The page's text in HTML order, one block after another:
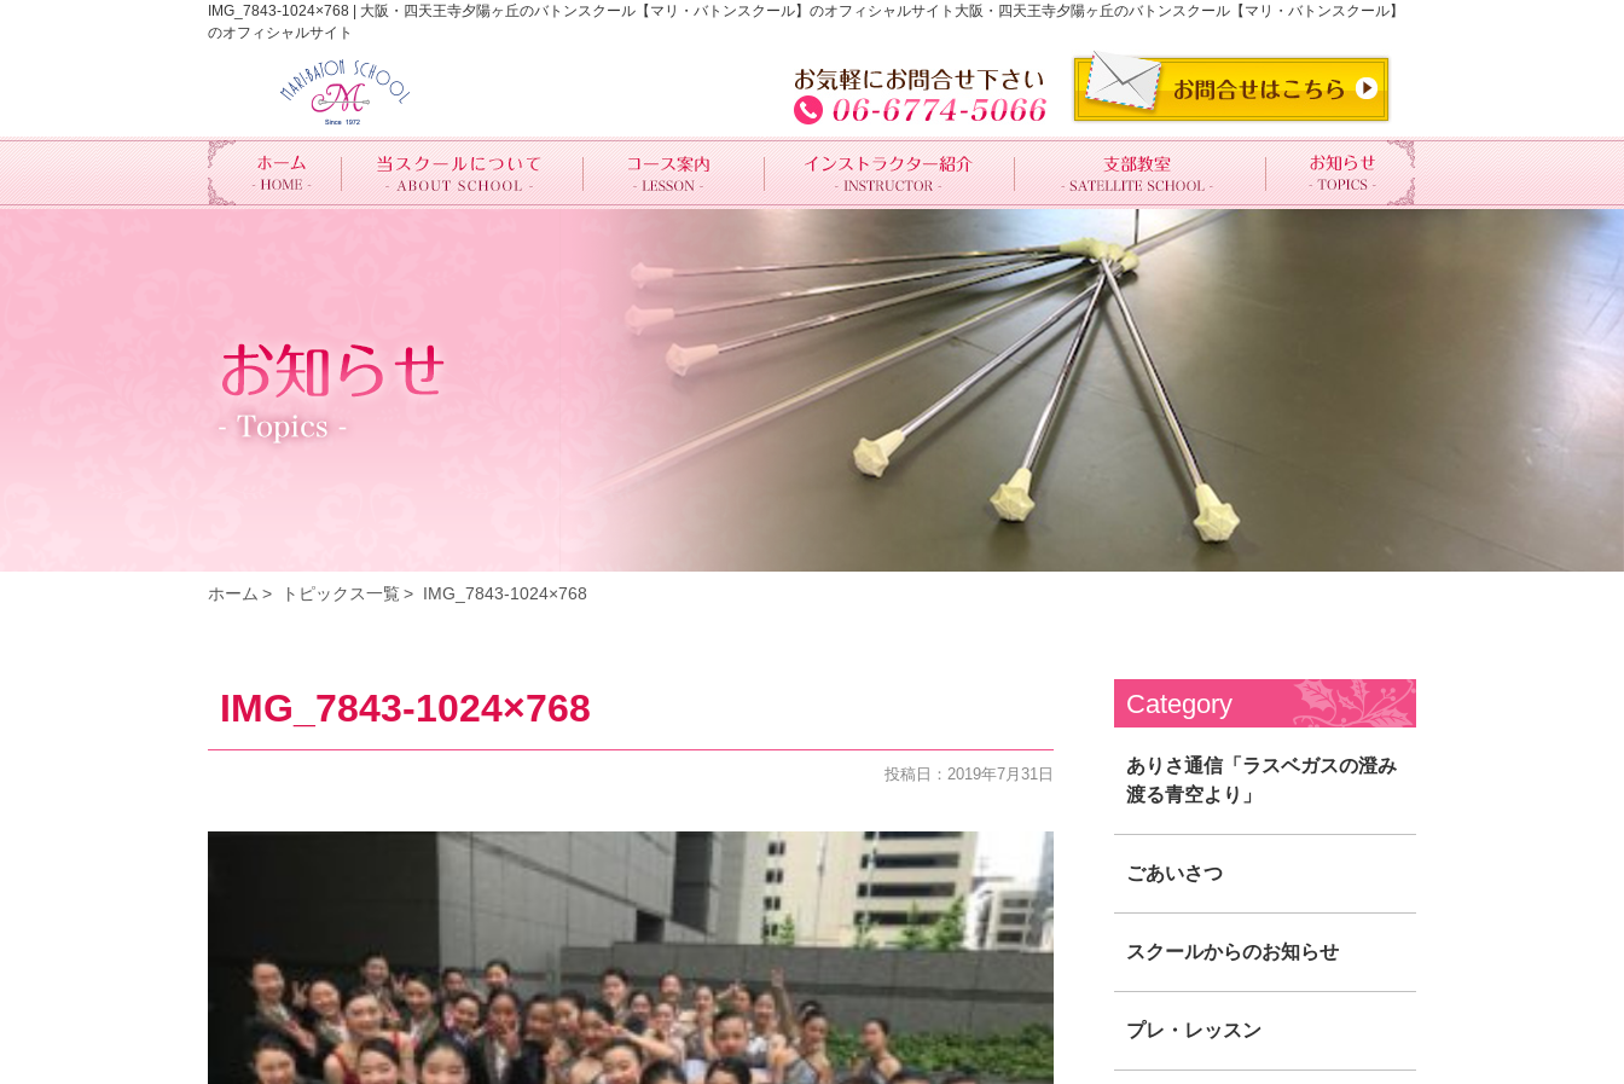
IMG_7843-1024×768 | 大阪・四天王寺夕陽ヶ丘のバトンスクール【マリ・バトンスクール】のオフィシャルサイト大阪・四天王寺夕陽ヶ丘のバトンスクール【マリ・バトンスクール】
のオフィシャルサイト
ホーム トピックス一覧 IMG_7843-1024×768
IMG_7843-1024×768
投稿日：2019年7月31日
Category
ありさ通信「ラスベガスの澄み
渡る青空より」
ごあいさつ
スクールからのお知らせ
プレ・レッスン